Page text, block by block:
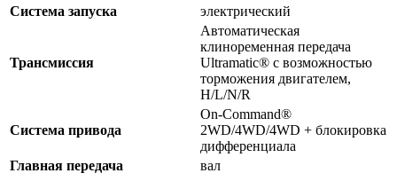
Система запуска
электрический
Трансмиссия
Автоматическая
клиноременная передача
Ultramatic® с возможностью
торможения двигателем,
H/L/N/R
Система привода
On-Command®
2WD/4WD/4WD + блокировка
дифференциала
Главная передача
вал